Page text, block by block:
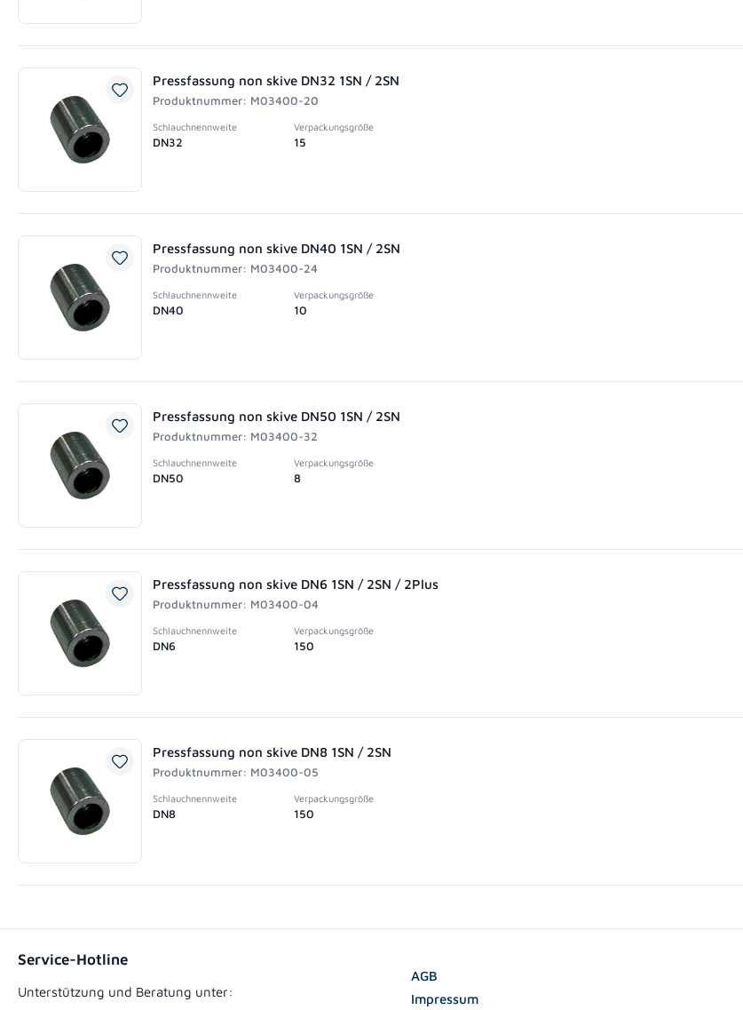
Pressfassung non skive DN32 1SN / 2SN
Produktnummer: M03400-20
Schlauchnennweite
DN32
Verpackungsgröße
15
Pressfassung non skive DN40 1SN / 2SN
Produktnummer: M03400-24
Schlauchnennweite
DN40
Verpackungsgröße
10
Pressfassung non skive DN50 1SN / 2SN
Produktnummer: M03400-32
Schlauchnennweite
DN50
Verpackungsgröße
8
Pressfassung non skive DN6 1SN / 2SN / 2Plus
Produktnummer: M03400-04
Schlauchnennweite
DN6
Verpackungsgröße
150
Pressfassung non skive DN8 1SN / 2SN
Produktnummer: M03400-05
Schlauchnennweite
DN8
Verpackungsgröße
150
Service-Hotline
Unterstützung und Beratung unter:
AGB
Impressum